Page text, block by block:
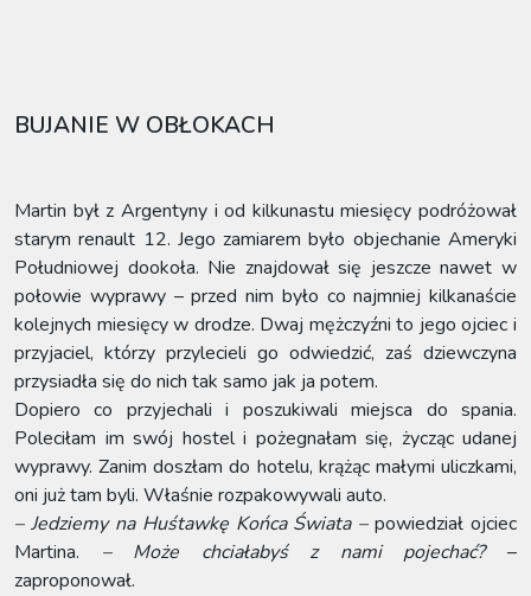
BUJANIE W OBŁOKACH
Martin był z Argentyny i od kilkunastu miesięcy podróżował
starym renault 12. Jego zamiarem było objechanie Ameryki
Południowej dookoła. Nie znajdował się jeszcze nawet w
połowie wyprawy – przed nim było co najmniej kilkanaście
kolejnych miesięcy w drodze. Dwaj mężczyźni to jego ojciec i
przyjaciel, którzy przylecieli go odwiedzić, zaś dziewczyna
przysiadła się do nich tak samo jak ja potem.
Dopiero co przyjechali i poszukiwali miejsca do spania.
Poleciłam im swój hostel i pożegnałam się, życząc udanej
wyprawy. Zanim doszłam do hotelu, krążąc małymi uliczkami,
oni już tam byli. Właśnie rozpakowywali auto.
– Jedziemy na Huśtawkę Końca Świata –powiedział ojciec
Martina. – Może chciałabyś z nami pojechać?–
zaproponował.